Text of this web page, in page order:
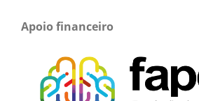
Apoio financeiro